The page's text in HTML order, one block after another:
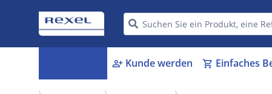
person_add Kunde werden shopping_cart Einfaches